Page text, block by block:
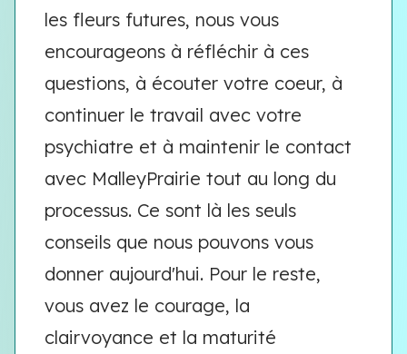
les fleurs futures, nous vous
encourageons à réfléchir à ces
questions, à écouter votre coeur, à
continuer le travail avec votre
psychiatre et à maintenir le contact
avec MalleyPrairie tout au long du
processus. Ce sont là les seuls
conseils que nous pouvons vous
donner aujourd'hui. Pour le reste,
vous avez le courage, la
clairvoyance et la maturité